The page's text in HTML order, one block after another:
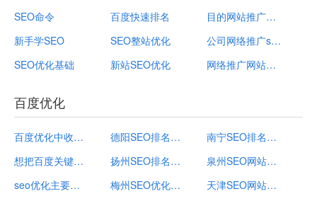
SEO命令
新手学SEO
SEO优化基础
百度快速排名
SEO整站优化
新站SEO优化
目的网站推广不包括
公司网络推广seo
网络推广网站排名
百度优化
百度优化中收录减少的可能因素
想把百度关键词优化首页，你需要找专业百度优化公司
seo优化主要应用到哪些方面？如何做百度优化？
德阳SEO排名外包_百度优化_德阳网页关键词优化
扬州SEO排名外包_扬州关键词优化服务_百度优化
梅州SEO优化推广_梅州网站关键词排名_百度优化
南宁SEO排名公司_南宁关键词优化服务_百度优化
泉州SEO网站优化_百度优化_泉州网站关键词推广
天津SEO网站优化_天津网站关键词排名_百度优化